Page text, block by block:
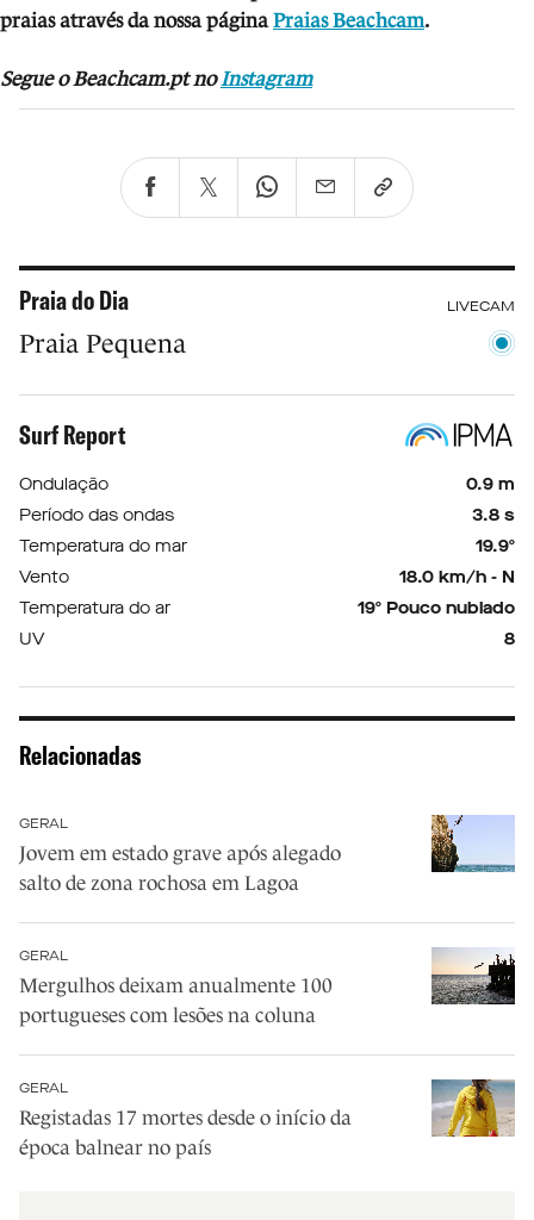
praias através da nossa páginaPraias Beachcam.
Segue o Beachcam.pt noInstagram
Praia do Dia LIVECAM
Praia Pequena
Surf Report
Ondulação
0.9 m
Período das ondas
3.8 s
Temperatura do mar
19.9º
Vento
18.0 km/h - N
Temperatura do ar
19º Pouco nublado
UV
8
Relacionadas
GERAL
Jovem em estado grave após alegado
salto de zona rochosa em Lagoa
GERAL
Mergulhos deixam anualmente 100
portugueses com lesões na coluna
GERAL
Registadas 17 mortes desde o início da
época balnear no país